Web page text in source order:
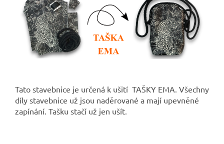
Tato stavebnice je určená k ušití TAŠKY EMA. Všechny
díly stavebnice už jsou naděrované a mají upevněné
zapínání. Tašku stačí už jen ušít.